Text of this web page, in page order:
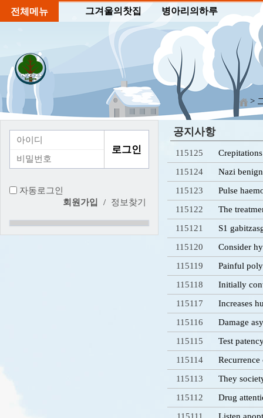
전체메뉴 그겨울의찻집 병아리의하루
>
공지사항
115125
115124
Nazi
115123
Pulse
115122
The
115121
S1
115120
Consider
115119
Painful
115118
Initially
115117
Increases
115116
Damage
115115
Test
115114
115113
They
115112
Drug
자동로그인
회원가입
/ 정보찾기